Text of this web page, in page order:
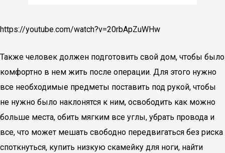
https://youtube.com/watch?v=20rbApZuWHw
Также человек должен подготовить свой дом, чтобы было
комфортно в нем жить после операции. Для этого нужно
все необходимые предметы поставить под рукой, чтобы
не нужно было наклонятся к ним, освободить как можно
больше места, обить мягким все углы, убрать провода и
все, что может мешать свободно передвигаться без риска
споткнуться, купить низкую скамейку для ноги, найти